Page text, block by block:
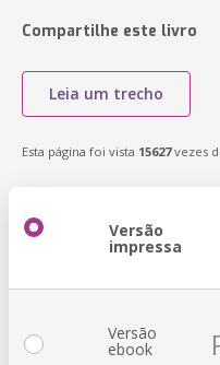
Compartilhe este livro
Leia um trecho
Esta página foi vista 15627vezes
Versão
impressa
Versão
ebook